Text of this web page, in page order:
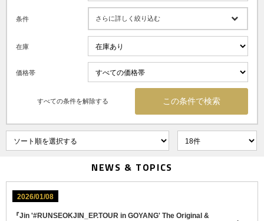
条件 さらに詳しく絞り込む
在庫
価格帯
すべての条件を解除する
NEWS & TOPICS
2026/01/08
『Jin '#RUNSEOKJIN_EP.TOUR in GOYANG' The Original &